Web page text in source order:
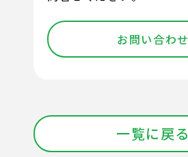
お問い合わせ
一覧に戻る